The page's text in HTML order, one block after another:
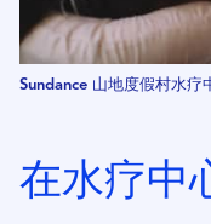
Sundance 山地度假村水疗
在水疗中